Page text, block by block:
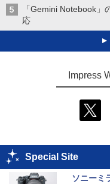
「Gemini Notebook
応
Impress
Special Site
ソニーミ